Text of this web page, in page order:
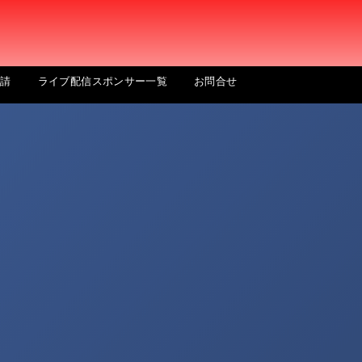
ライブ配信スポンサー一覧 お問合せ